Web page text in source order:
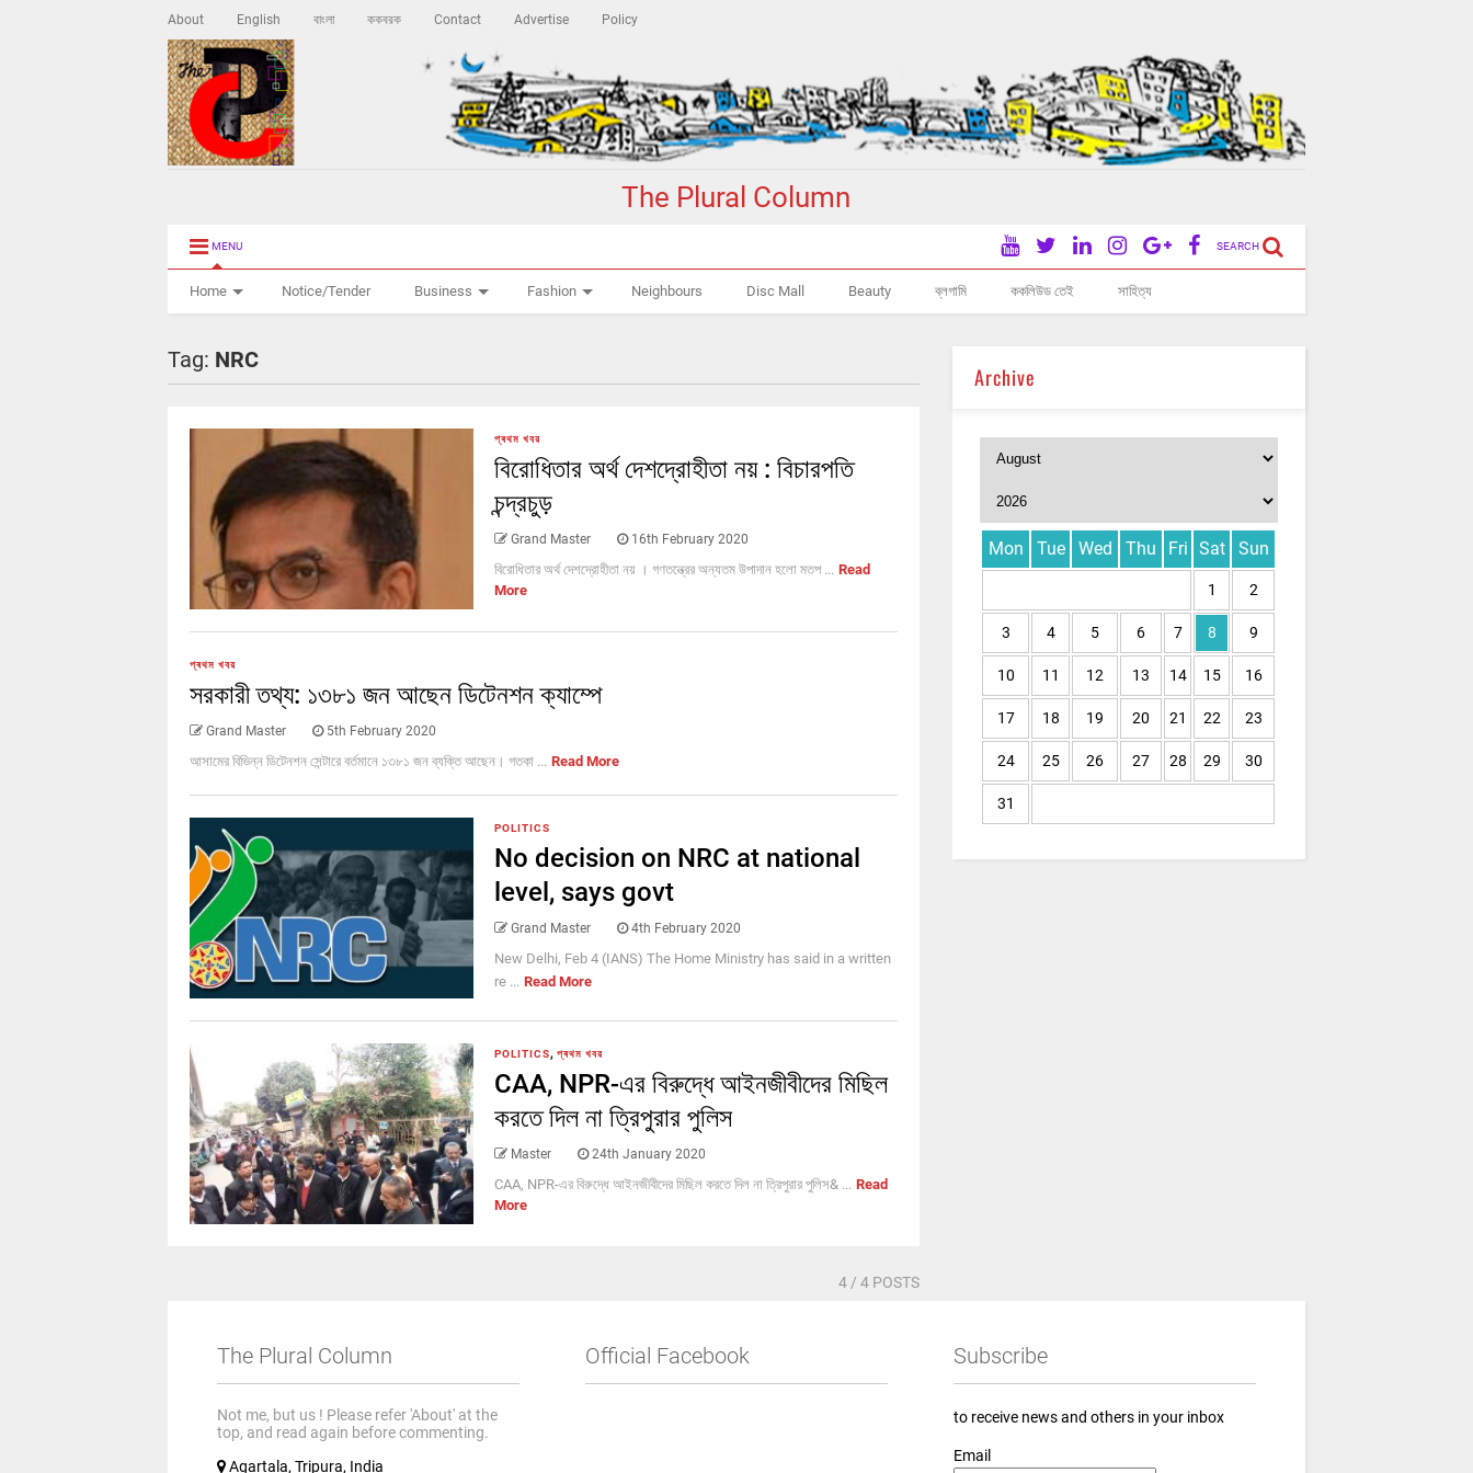
About English বাংলা ককবরক Contact Advertise Policy
The Plural Column
MENU SEARCH
Home Notice/Tender Business Fashion Neighbours Disc Mall Beauty ব্লগামি ককলিউড তেই সাহিত্য
Tag: NRC
প্ৰথম খবর
বিরোধিতার অর্থ দেশদ্রোহীতা নয় : বিচারপতি
চন্দ্রচুড়
Grand Master 16th February 2020
বিরোধিতার অর্থ দেশদ্রোহীতা নয় । গণতন্ত্রের অন্যতম উপাদান হলো মতপ ... Read
More
প্ৰথম খবর
সরকারী তথ্য: ১৩৮১ জন আছেন ডিটেনশন ক্যাম্পে
Grand Master 5th February 2020
আসামের বিভিন্ন ডিটেনশন সেন্টারে বর্তমানে ১৩৮১ জন ব্যক্তি আছেন। গতকা ... Read More
POLITICS
No decision on NRC at national
level, says govt
Grand Master 4th February 2020
New Delhi, Feb 4 (IANS) The Home Ministry has said in a written
re ... Read More
POLITICS, প্ৰথম খবর
CAA, NPR-এর বিরুদ্ধে আইনজীবীদের মিছিল
করতে দিল না ত্রিপুরার পুলিস
Master 24th January 2020
CAA, NPR-এর বিরুদ্ধে আইনজীবীদের মিছিল করতে দিল না ত্রিপুরার পুলিস& ... Read
More
4/ 4 POSTS
Archive
Mon Tue Wed Thu Fri Sat Sun
1 2
3 4 5 6 7 8 9
10 11 12 13 14 15 16
17 18 19 20 21 22 23
24 25 26 27 28 29 30
31
The Plural Column
Not me, but us ! Please refer 'About' at the
top, and read again before commenting.
Agartala, Tripura, India
Official Facebook Subscribe
to receive news and others in your inbox
Email